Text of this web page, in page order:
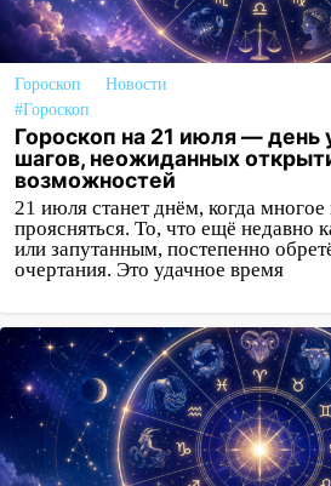
Гороскоп
Новости
#Гороскоп
Гороскоп на 21 июля — день
шагов, неожиданных
возможностей
21 июля станет днём, когда многое
проясняться. То, что ещё недавно
или запутанным, постепенно
очертания. Это удачное время